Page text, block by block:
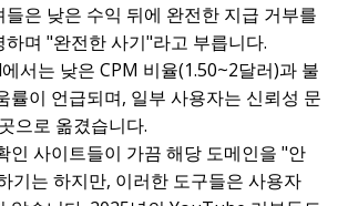
은 낮은 수익 뒤에 완전한 지급 거부를
며 "완전한 사기"라고 부릅니다.
서는 낮은 CPM 비율(1.50~2달러)과 불
률이 언급되며, 일부 사용자는 신뢰성 문
으로 옮겼습니다.
인 사이트들이 가끔 해당 도메인을 "안
기는 하지만, 이러한 도구들은 사용자